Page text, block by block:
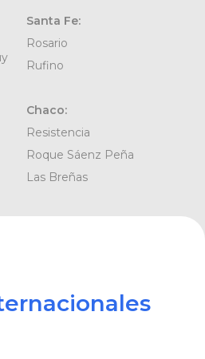
Santa Fe:
Rosario
Rufino
Chaco:
Resistencia
Roque Sáenz Peña
Las Breñas